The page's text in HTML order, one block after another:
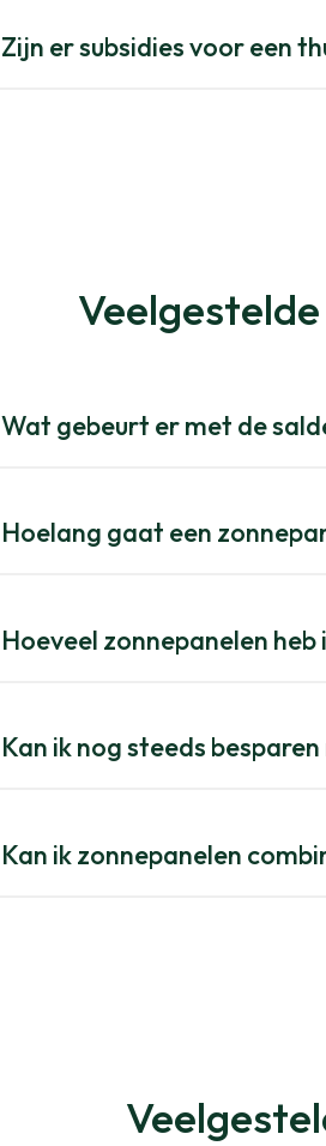
Zijn er subsidies voor een
Wat gebeurt er met de
Hoelang gaat een
Hoeveel zonnepanelen heb
Kan ik nog steeds
Kan ik zonnepanelen